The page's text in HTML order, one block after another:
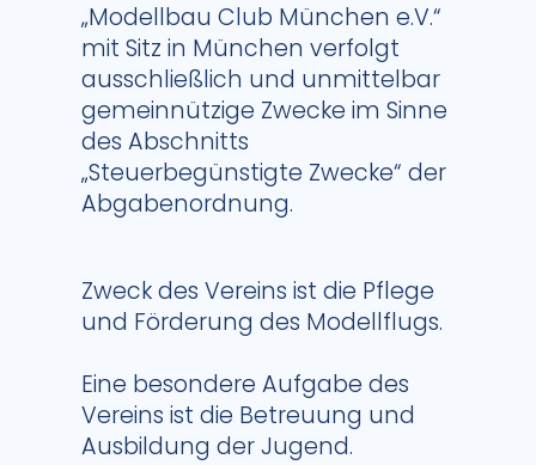
„Modellbau Club München e.V.“
mit Sitz in München verfolgt
ausschließlich und unmittelbar
gemeinnützige Zwecke im Sinne
des Abschnitts
„Steuerbegünstigte Zwecke“ der
Abgabenordnung.
Zweck des Vereins ist die Pflege
und Förderung des Modellflugs.
Eine besondere Aufgabe des
Vereins ist die Betreuung und
Ausbildung der Jugend.